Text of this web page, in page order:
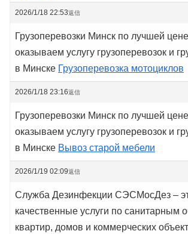
2026/1/18 22:53返信
Грузоперевозки Минск по лучшей
оказываем услугу грузоперевозок и
в Минске Грузоперевозка мотоциклов
2026/1/18 23:16返信
Грузоперевозки Минск по лучшей
оказываем услугу грузоперевозок и
в Минске Вывоз старой мебели
2026/1/19 02:09返信
Служба Дезинфекции СЭСМосДез –
качественные услуги по санитарным
квартир, домов и коммерческих